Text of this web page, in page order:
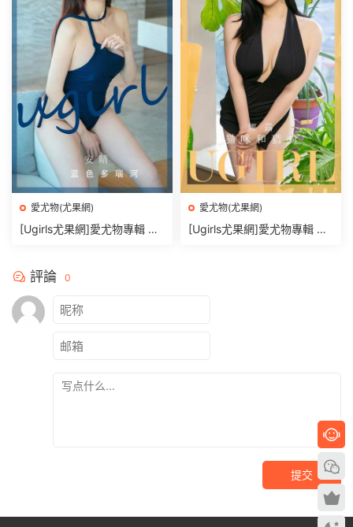
愛尤物(尤果網)
[Ugirls尤果網]愛尤物專輯 N
愛尤物(尤果網)
[Ugirls尤果網]愛尤物專輯 N
評論 0
提交